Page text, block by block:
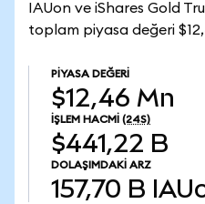
IAUon ve iShares Gold
toplam piyasa değeri
PIYASA DEĞERI
$12,46 Mn
İŞLEM HACMI (24S)
$441,22 B
DOLAŞIMDAKI ARZ
157,70 B